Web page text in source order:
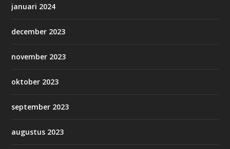
januari 2024
december 2023
november 2023
oktober 2023
september 2023
augustus 2023